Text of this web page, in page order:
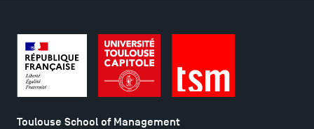
Toulouse School of Management